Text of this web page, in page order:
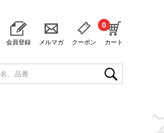
会員登録 メルマガ クーポン カート
0